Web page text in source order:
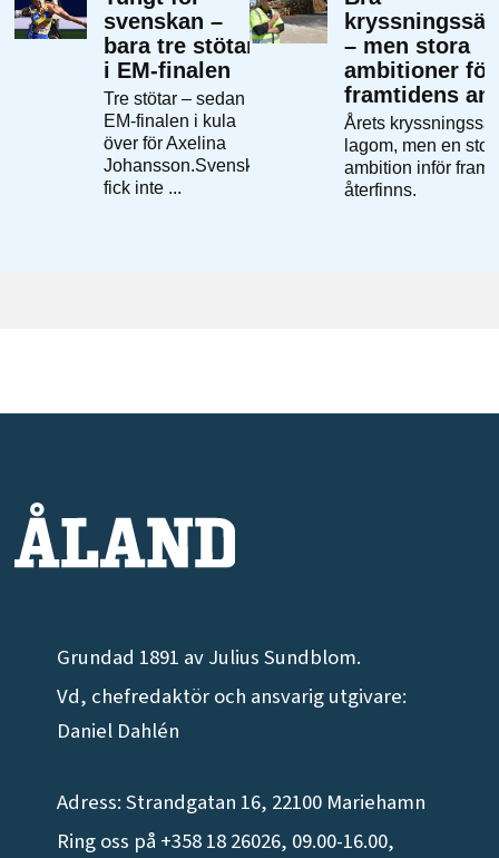
Grundad 1891 av Julius Sundblom.
Vd, chefredaktör och ansvarig utgivare:
Daniel Dahlén
Adress: Strandgatan 16, 22100 Mariehamn
Ring oss på +358 18 26026, 09.00-16.00,